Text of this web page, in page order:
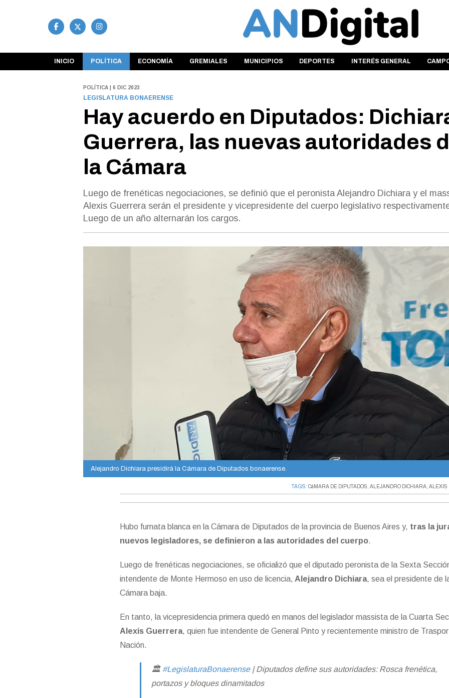
INICIO POLÍTICA ECONOMÍA GREMIALES MUNICIPIOS DEPORTES INTERÉS GENERAL
POLÍTICA | 6 DIC 2023
LEGISLATURA BONAERENSE
Hay acuerdo en Diputados:
Guerrera, las nuevas autoridades
la Cámara
Luego de frenéticas negociaciones, se definió que el peronista Alejandro Dichiara y el
Alexis Guerrera serán el presidente y vicepresidente del cuerpo legislativo
Luego de un año alternarán los cargos.
Alejandro Dichiara presidirá la Cámara de Diputados bonaerense.
TAGS:CáMARA DE DIPUTADOS,ALEJANDRO DICHIARA,ALEXIS
Hubo fumata blanca en la Cámara de Diputados de la provincia de Buenos Aires y, tras la
nuevos legisladores, se definieron a las autoridades del cuerpo.
Luego de frenéticas negociaciones, se oficializó que el diputado peronista de la Sexta
intendente de Monte Hermoso en uso de licencia, Alejandro Dichiara, sea el presidente de
Cámara baja.
En tanto, la vicepresidencia primera quedó en manos del legislador massista de la Cuarta
Alexis Guerrera, quien fue intendente de General Pinto y recientemente ministro de
Nación.
🏛 #LegislaturaBonaerense| Diputados define sus autoridades: Rosca frenética,
portazos y bloques dinamitados